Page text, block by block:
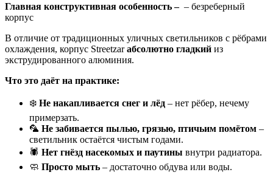
Главная конструктивная особенность – – безреберный
корпус
В отличие от традиционных уличных светильников с рёбрами
охлаждения, корпус Streetzarабсолютно гладкий из
экструдированного алюминия.
Что это даёт на практике:
❄️ Не накапливается снег и лёд – нет рёбер, нечему
примерзать.
🦜 Не забивается пылью, грязью, птичьим помётом –
светильник остаётся чистым годами.
🕷️ Нет гнёзд насекомых и паутины внутри радиатора.
🧼 Просто мыть – достаточно обдува или воды.